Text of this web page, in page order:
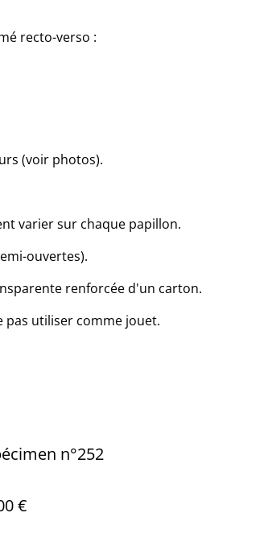
recto-verso :
(voir photos).
varier sur chaque papillon.
ouvertes).
renforcée d'un carton.
utiliser comme jouet.
n°252
€